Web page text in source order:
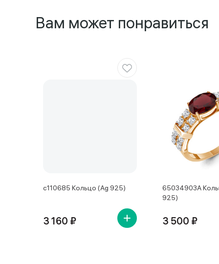
Вам может понравиться
с110685 Кольцо (Ag 925)
3 160 ₽
65034903А
925)
3 500 ₽